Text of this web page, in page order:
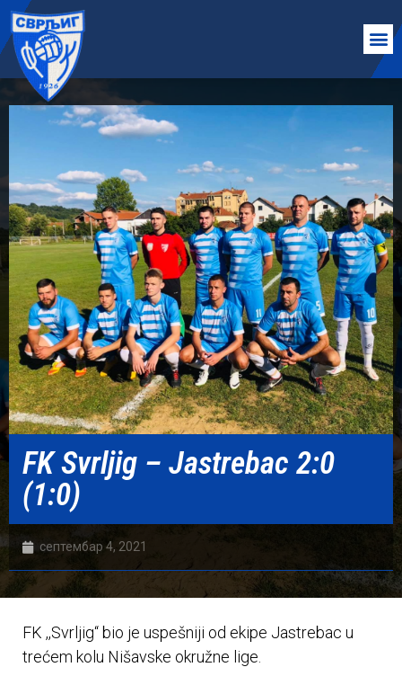
FK Svrljig – Jastrebac 2:0
(1:0)
септембар 4, 2021
FK ,,Svrljig“ bio je uspešniji od ekipe Jastrebac u
trećem kolu Nišavske okružne lige.